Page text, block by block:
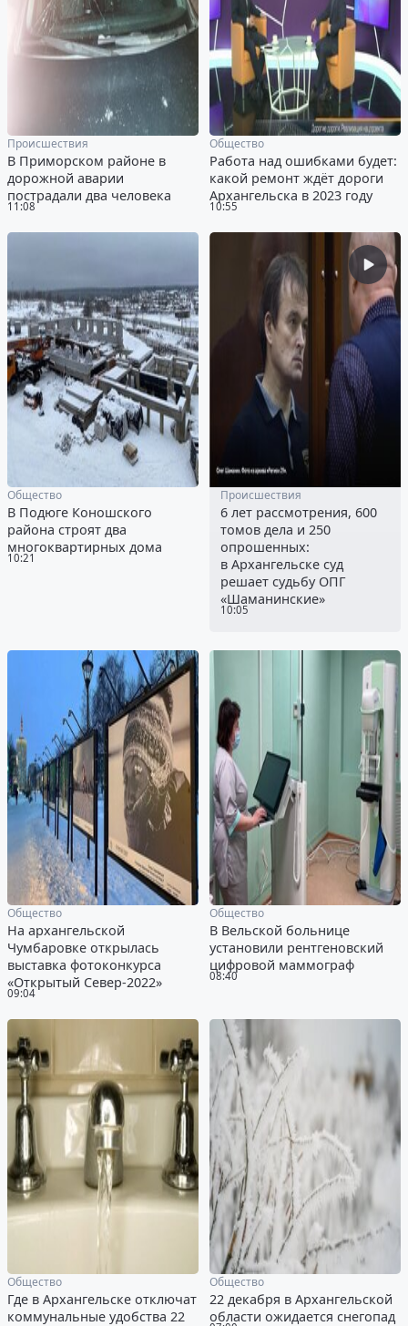
11:08
Происшествия
В Приморском районе в
дорожной аварии
пострадали два человека
10:55
Общество
Работа над ошибками будет:
какой ремонт ждёт дороги
Архангельска в 2023 году
10:21
Общество
В Подюге Коношского
района строят два
многоквартирных дома
10:05
Происшествия
6 лет рассмотрения, 600
томов дела и 250
опрошенных:
в Архангельске суд
решает судьбу ОПГ
«Шаманинские»
09:04
Общество
На архангельской
Чумбаровке открылась
выставка фотоконкурса
«Открытый Север-2022»
08:40
Общество
В Вельской больнице
установили рентгеновский
цифровой маммограф
Общество
Где в Архангельске отключат
коммунальные удобства 22
Общество
22 декабря в Архангельской
области ожидается снегопад